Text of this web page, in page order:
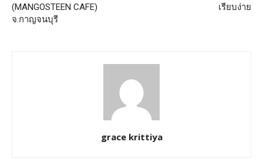
(MANGOSTEEN CAFE)
จ.กาญจนบุรี
เรียบง่าย
grace krittiya